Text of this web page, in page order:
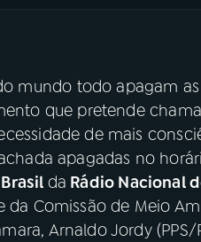
mundo todo apagam as
que pretende
de mais
apagadas no
da Rádio Nacional
Comissão de Meio
Arnaldo Jordy (PPS/